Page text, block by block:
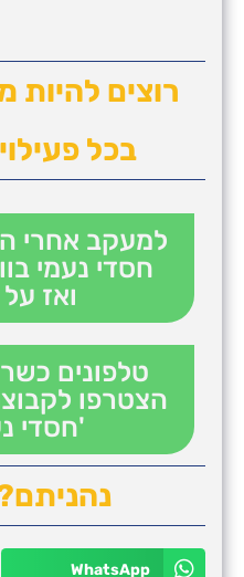
רוצים להיות
בכל
למעקב אחרי
חסדי נעמי
ואז
טלפונים
הצטרפו
'חסדי
WhatsApp